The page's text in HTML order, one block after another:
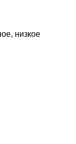
низкое